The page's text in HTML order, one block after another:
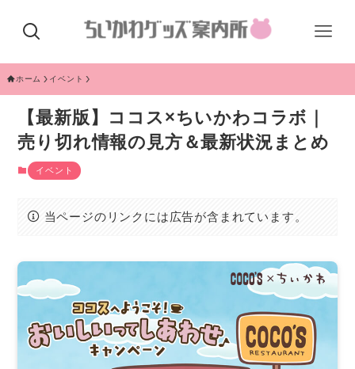
ホーム イベント
【最新版】ココス×ちいかわコラボ｜
売り切れ情報の見方＆最新状況まとめ
イベント
当ページのリンクには広告が含まれています。